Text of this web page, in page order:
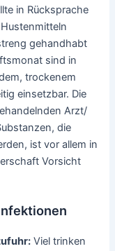
in Rücksprache
gehandhabt
sind in
trockenem
einsetzbar. Die
Arzt/
die
ist vor allem in
Vorsicht
Viel trinken